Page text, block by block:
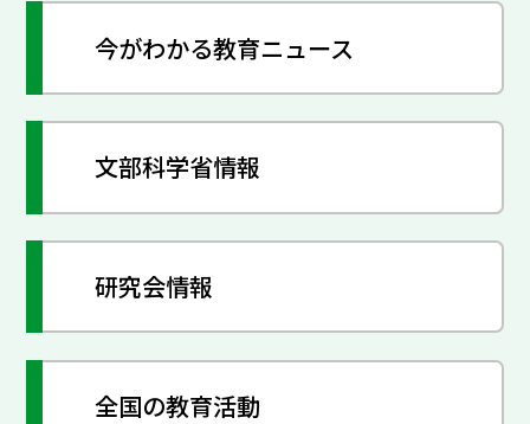
今がわかる教育ニュース
文部科学省情報
研究会情報
全国の教育活動